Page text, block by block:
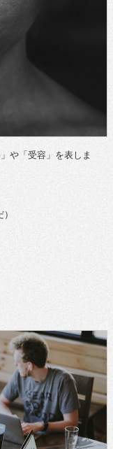
や「受容」を表しま